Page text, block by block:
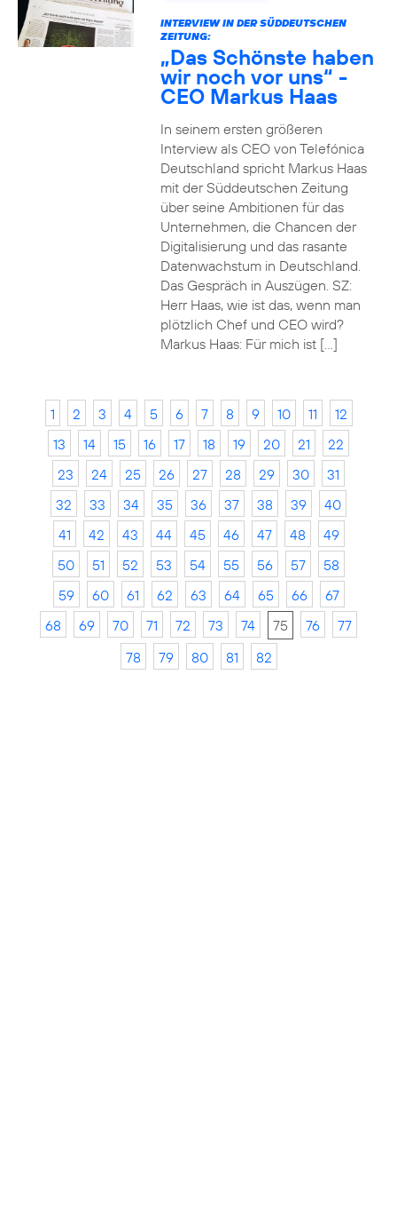
INTERVIEW IN DER SÜDDEUTSCHEN
ZEITUNG:
„Das Schönste haben
wir noch vor uns“ -
CEO Markus Haas
In seinem ersten größeren
Interview als CEO von Telefónica
Deutschland spricht Markus Haas
mit der Süddeutschen Zeitung
über seine Ambitionen für das
Unternehmen, die Chancen der
Digitalisierung und das rasante
Datenwachstum in Deutschland.
Das Gespräch in Auszügen. SZ:
Herr Haas, wie ist das, wenn man
plötzlich Chef und CEO wird?
Markus Haas: Für mich ist […]
1 2 3 4 5 6 7 8 9 10 11
12
13
14 15 16 17 18 19 20 21
22
23
24 25 26 27 28 29 30
31
32
33 34 35 36 37 38 39
40
41
42 43 44 45 46 47 48
49
50
51 52 53 54 55 56 57
58
59
60 61 62 63 64 65 66
67
68
69 70 71 72 73 74 75 76
77
78
79 80 81 82